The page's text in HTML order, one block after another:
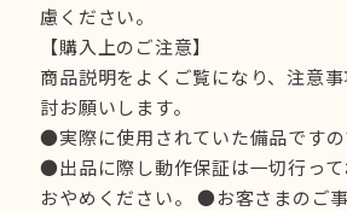
慮ください。
【購入上のご注意】
商品説明をよくご覧になり、注意
討お願いします。
●実際に使用されていた備品ですの
●出品に際し動作保証は一切行っ
おやめください。 ●お客さまのご